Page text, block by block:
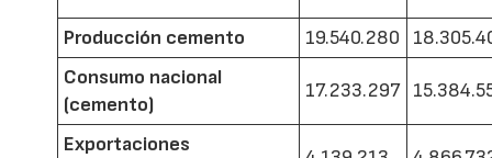
Producción cemento 19.540.280
Consumo nacional
(cemento)
17.233.297
Exportaciones